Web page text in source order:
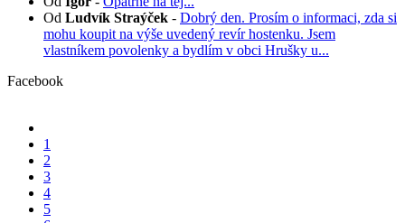
Od Ludvík Straýček - Dobrý den. Prosím o informaci, zda si
mohu koupit na výše uvedený revír hostenku. Jsem
vlastníkem povolenky a bydlím v obci Hrušky u...
Facebook
1
2
3
4
5